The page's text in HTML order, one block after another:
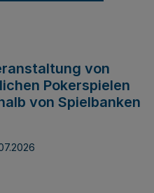
von
Pokerspielen
von Spielbanken